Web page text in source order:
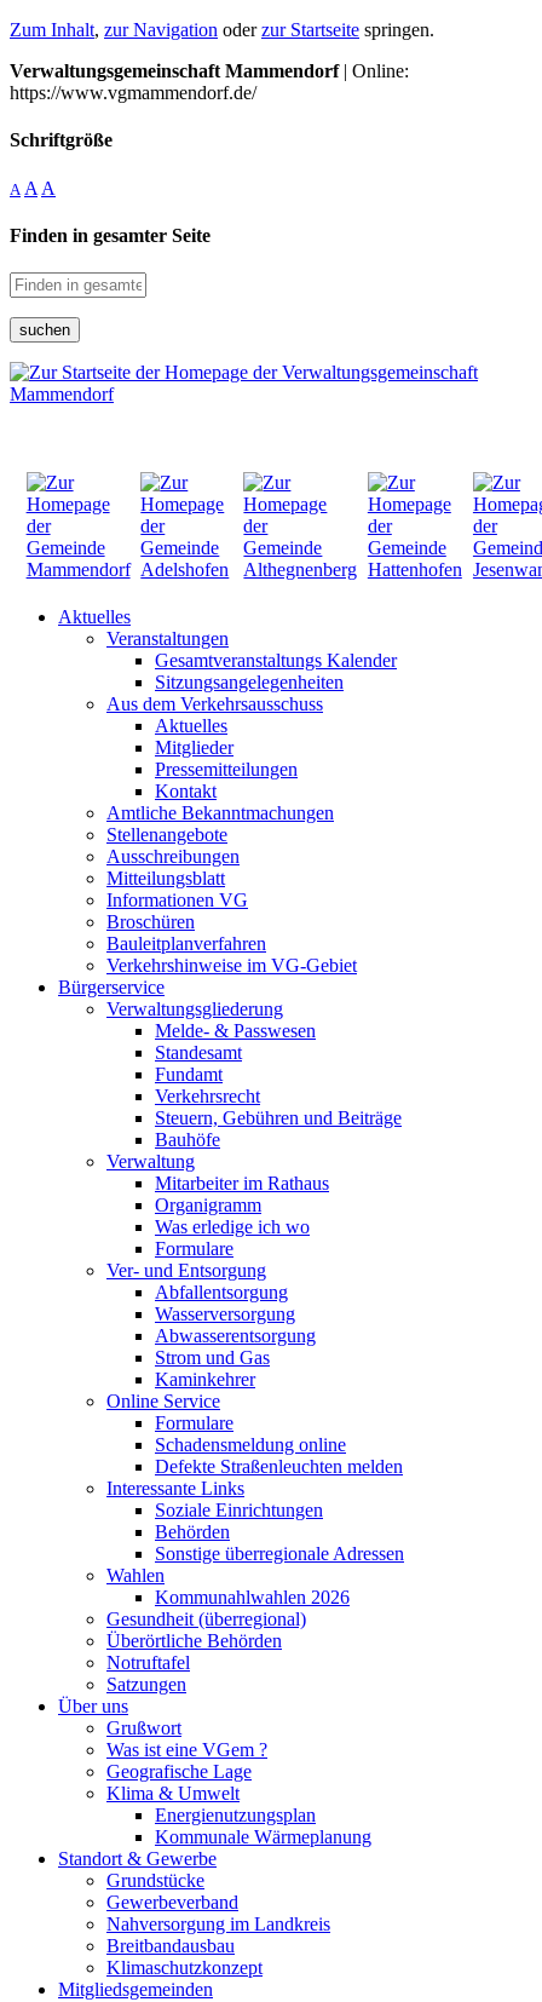
Zum Inhalt, zur Navigation oderzur Startseite springen.
Verwaltungsgemeinschaft Mammendorf| Online:
https://www.vgmammendorf.de/
Schriftgröße
A A A
Finden in gesamter Seite
suchen
Aktuelles
Veranstaltungen
Gesamtveranstaltungs Kalender
Sitzungsangelegenheiten
Aus dem Verkehrsausschuss
Aktuelles
Mitglieder
Pressemitteilungen
Kontakt
Amtliche Bekanntmachungen
Stellenangebote
Ausschreibungen
Mitteilungsblatt
Informationen VG
Broschüren
Bauleitplanverfahren
Verkehrshinweise im VG-Gebiet
Bürgerservice
Verwaltungsgliederung
Melde- & Passwesen
Standesamt
Fundamt
Verkehrsrecht
Steuern, Gebühren und Beiträge
Bauhöfe
Verwaltung
Mitarbeiter im Rathaus
Organigramm
Was erledige ich wo
Formulare
Ver- und Entsorgung
Abfallentsorgung
Wasserversorgung
Abwasserentsorgung
Strom und Gas
Kaminkehrer
Online Service
Formulare
Schadensmeldung online
Defekte Straßenleuchten melden
Interessante Links
Soziale Einrichtungen
Behörden
Sonstige überregionale Adressen
Wahlen
Kommunahlwahlen 2026
Gesundheit (überregional)
Überörtliche Behörden
Notruftafel
Satzungen
Über uns
Grußwort
Was ist eine VGem ?
Geografische Lage
Klima & Umwelt
Energienutzungsplan
Kommunale Wärmeplanung
Standort & Gewerbe
Grundstücke
Gewerbeverband
Nahversorgung im Landkreis
Breitbandausbau
Klimaschutzkonzept
Mitgliedsgemeinden